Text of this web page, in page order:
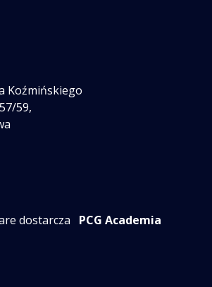
Koźmińskiego
59,
dostarcza PCG Academia